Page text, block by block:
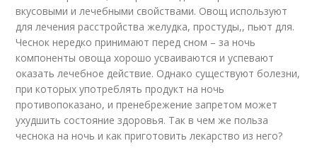
вкусовыми и лечебными свойствами. Овощ используют
для лечения расстройства желудка, простуды,, пьют для.
Чеснок нередко принимают перед сном – за ночь
компоненты овоща хорошо усваиваются и успевают
оказать лечебное действие. Однако существуют болезни,
при которых употреблять продукт на ночь
противопоказано, и пренебрежение запретом может
ухудшить состояние здоровья. Так в чем же польза
чеснока на ночь и как приготовить лекарство из него?